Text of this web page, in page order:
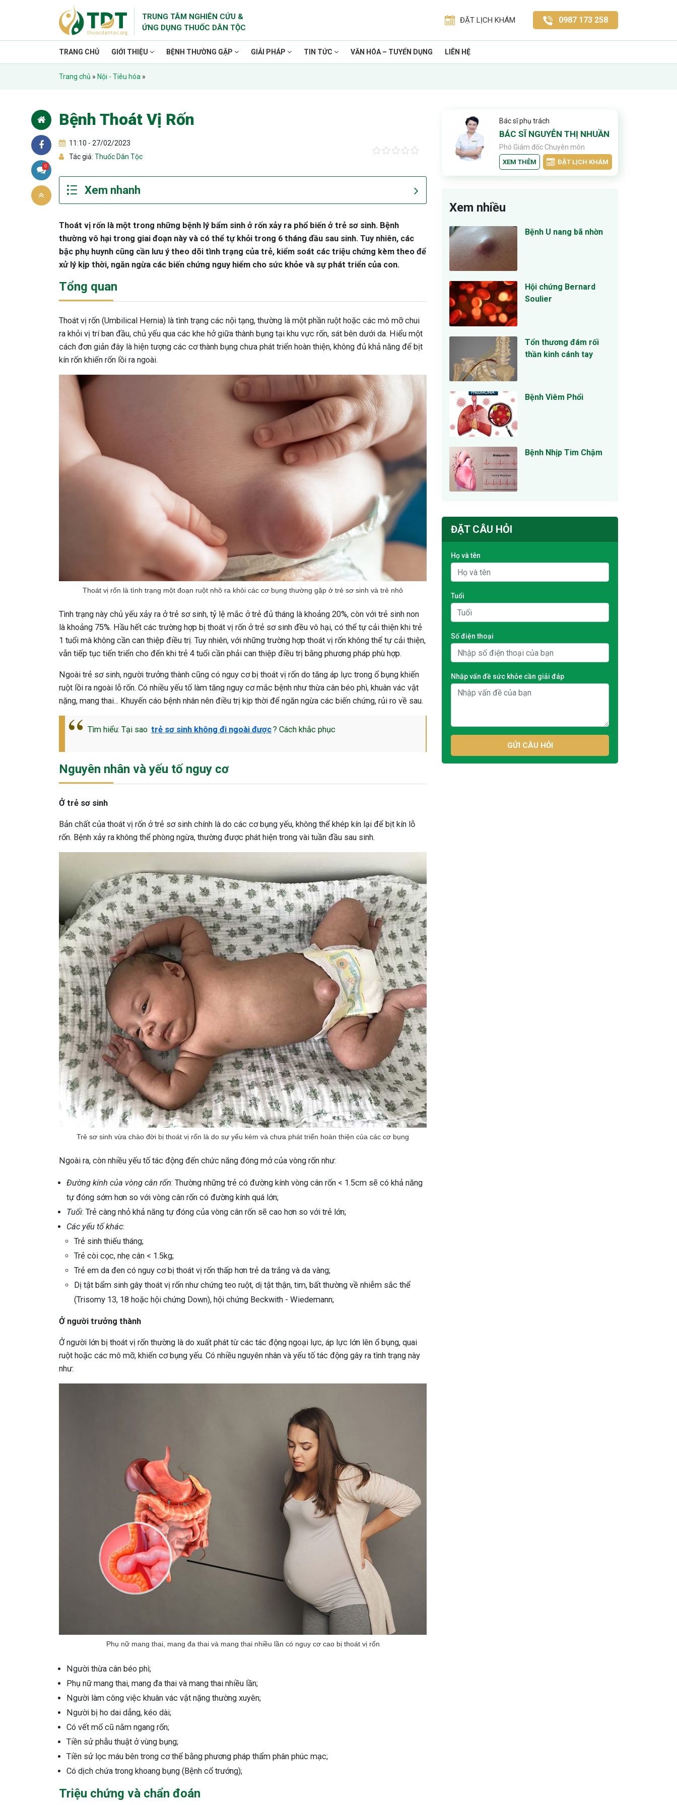
TRUNG TÂM NGHIÊN CỨU &
ỨNG DỤNG THUỐC DÂN TỘC
ĐẶT LỊCH KHÁM 0987 173 258
TRANG CHỦ GIỚI THIỆU BỆNH THƯỜNG GẶP GIẢI PHÁP TIN TỨC VĂN HÓA – TUYỂN DỤNG LIÊN HỆ
Trang chủ » Nội - Tiêu hóa »
Bệnh Thoát Vị Rốn
11:10 - 27/02/2023
Tác giả: Thuốc Dân Tộc
0
Thoát vị rốn là một trong những bệnh lý bẩm sinh ở rốn xảy ra phổ biến ở trẻ sơ sinh. Bệnh
thường vô hại trong giai đoạn này và có thể tự khỏi trong 6 tháng đầu sau sinh. Tuy nhiên, các
bậc phụ huynh cũng cần lưu ý theo dõi tình trạng của trẻ, kiểm soát các triệu chứng kèm theo để
xử lý kịp thời, ngăn ngừa các biến chứng nguy hiểm cho sức khỏe và sự phát triển của con.
Tổng quan
Thoát vị rốn (Umbilical Hernia) là tình trạng các nội tạng, thường là một phần ruột hoặc các mô mỡ chui
ra khỏi vị trí ban đầu, chủ yếu qua các khe hở giữa thành bụng tại khu vực rốn, sát bên dưới da. Hiểu một
cách đơn giản đây là hiện tượng các cơ thành bụng chưa phát triển hoàn thiện, không đủ khả năng để bịt
kín rốn khiến rốn lồi ra ngoài.
Thoát vị rốn là tình trạng một đoạn ruột nhô ra khỏi các cơ bụng thường gặp ở trẻ sơ sinh và trẻ nhỏ
Tình trạng này chủ yếu xảy ra ở trẻ sơ sinh, tỷ lệ mắc ở trẻ đủ tháng là khoảng 20%, còn với trẻ sinh non
là khoảng 75%. Hầu hết các trường hợp bị thoát vị rốn ở trẻ sơ sinh đều vô hại, có thể tự cải thiện khi trẻ
1 tuổi mà không cần can thiệp điều trị. Tuy nhiên, với những trường hợp thoát vị rốn không thể tự cải thiện,
vẫn tiếp tục tiến triển cho đến khi trẻ 4 tuổi cần phải can thiệp điều trị bằng phương pháp phù hợp.
Ngoài trẻ sơ sinh, người trưởng thành cũng có nguy cơ bị thoát vị rốn do tăng áp lực trong ổ bụng khiến
ruột lồi ra ngoài lỗ rốn. Có nhiều yếu tố làm tăng nguy cơ mắc bệnh như thừa cân béo phì, khuân vác vật
nặng, mang thai... Khuyến cáo bệnh nhân nên điều trị kịp thời để ngăn ngừa các biến chứng, rủi ro về sau.
Tìm hiểu: Tại sao trẻ sơ sinh không đi ngoài được? Cách khắc phục
Nguyên nhân và yếu tố nguy cơ
Ở trẻ sơ sinh
Bản chất của thoát vị rốn ở trẻ sơ sinh chính là do các cơ bụng yếu, không thể khép kín lại để bịt kín lỗ
rốn. Bệnh xảy ra không thể phòng ngừa, thường được phát hiện trong vài tuần đầu sau sinh.
Trẻ sơ sinh vừa chào đời bị thoát vị rốn là do sự yếu kém và chưa phát triển hoàn thiện của các cơ bụng
Ngoài ra, còn nhiều yếu tố tác động đến chức năng đóng mở của vòng rốn như:
Đường kính của vòng cân rốn: Thường những trẻ có đường kính vòng cân rốn < 1.5cm sẽ có khả năng
tự đóng sớm hơn so với vòng cân rốn có đường kính quá lớn;
Tuổi: Trẻ càng nhỏ khả năng tự đóng của vòng cân rốn sẽ cao hơn so với trẻ lớn;
Các yếu tố khác:
Trẻ sinh thiếu tháng;
Trẻ còi cọc, nhẹ cân < 1.5kg;
Trẻ em da đen có nguy cơ bị thoát vị rốn thấp hơn trẻ da trắng và da vàng;
Dị tật bẩm sinh gây thoát vị rốn như chứng teo ruột, dị tật thận, tim, bất thường về nhiễm sắc thể
(Trisomy 13, 18 hoặc hội chứng Down), hội chứng Beckwith - Wiedemann;
Ở người trưởng thành
Ở người lớn bị thoát vị rốn thường là do xuất phát từ các tác động ngoại lực, áp lực lớn lên ổ bụng, quai
ruột hoặc các mô mỡ, khiến cơ bụng yếu. Có nhiều nguyên nhân và yếu tố tác động gây ra tình trạng này
như:
Phụ nữ mang thai, mang đa thai và mang thai nhiều lần có nguy cơ cao bị thoát vị rốn
Người thừa cân béo phì;
Phụ nữ mang thai, mang đa thai và mang thai nhiều lần;
Người làm công việc khuân vác vật nặng thường xuyên;
Người bị ho dai dẳng, kéo dài;
Có vết mổ cũ nằm ngang rốn;
Tiền sử phẫu thuật ở vùng bụng;
Tiền sử lọc máu bên trong cơ thể bằng phương pháp thẩm phân phúc mạc;
Có dịch chứa trong khoang bụng (Bệnh cổ trướng);
Triệu chứng và chẩn đoán
Bác sĩ phụ trách
BÁC SĨ NGUYỄN THỊ NHUẦN
Phó Giám đốc Chuyên môn
XEM THÊM ĐẶT LỊCH KHÁM
Xem nhiều
Bệnh U nang bã nhờn
Hội chứng Bernard
Soulier
Tổn thương đám rối
thần kinh cánh tay
Bệnh Viêm Phổi
Bệnh Nhịp Tim Chậm
ĐẶT CÂU HỎI
Họ và tên
Tuổi
Số điện thoại
Nhập vấn đề sức khỏe cần giải đáp
GỬI CÂU HỎI